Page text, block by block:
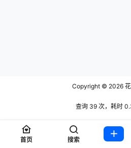
Copyright © 2026
查询 39 次，耗时
首页 搜索